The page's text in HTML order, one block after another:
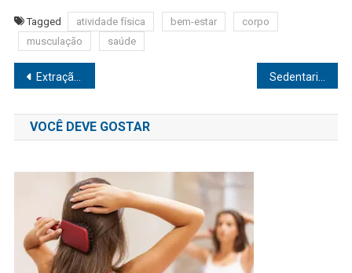
Tagged atividade física bem-estar
corpo
musculação
saúde
Navegação
de
Post
Extração de catarata pode reduzir em 30% a chance de desenvolver demência, aponta estudo
VOCÊ DEVE GOSTAR